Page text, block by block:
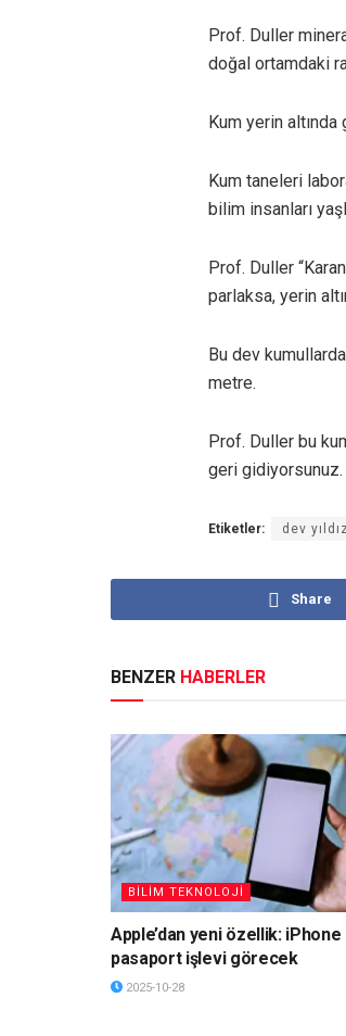
Prof. Duller
doğal ortamdaki
Kum yerin altında
Kum taneleri
bilim insanları
Prof. Duller
parlaksa, yerin
Bu dev
metre.
Prof. Duller bu
geri gidiyorsunuz.
Etiketler: dev
Share
BENZER HABERLER
BİLİM TEKNOLOJİ
Apple’dan yeni özellik: iPhone
pasaport işlevi görecek
2025-10-28